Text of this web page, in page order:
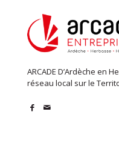
ARCADE D’Ardèche en
réseau local sur le